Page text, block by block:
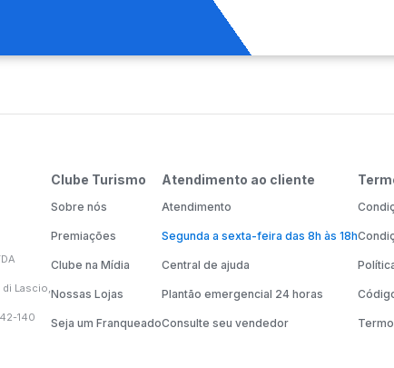
di Lascio,
140
Clube Turismo
Sobre nós
Premiações
Clube na Mídia
Nossas Lojas
Seja um Franqueado
Atendimento ao cliente
Atendimento
Segunda a sexta-feira das 8h às 18h
Central de ajuda
Plantão emergencial 24 horas
Consulte seu vendedor